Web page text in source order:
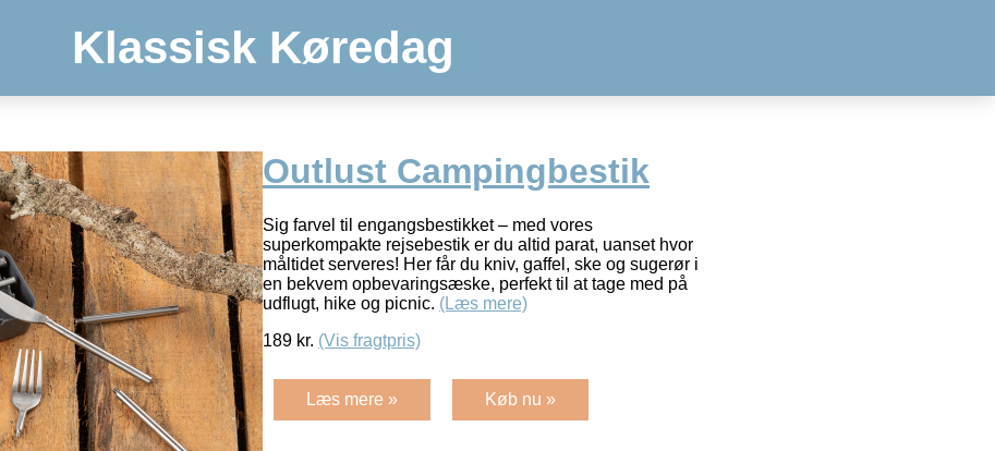
Klassisk Køredag
Outlust Campingbestik
Sig farvel til engangsbestikket – med vores
superkompakte rejsebestik er du altid parat, uanset hvor
måltidet serveres! Her får du kniv, gaffel, ske og sugerør i
en bekvem opbevaringsæske, perfekt til at tage med på
udflugt, hike og picnic. (Læs mere)
189 kr. (Vis fragtpris)
Læs mere » Køb nu »